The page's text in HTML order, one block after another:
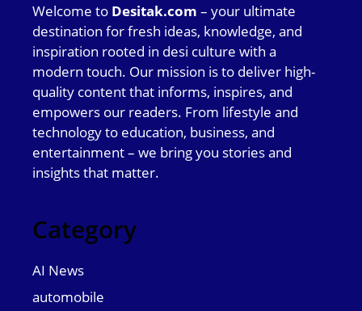
Welcome to Desitak.com – your ultimate
destination for fresh ideas, knowledge, and
inspiration rooted in desi culture with a
modern touch. Our mission is to deliver high-
quality content that informs, inspires, and
empowers our readers. From lifestyle and
technology to education, business, and
entertainment – we bring you stories and
insights that matter.
Category
AI News
automobile